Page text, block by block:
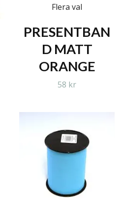
Flera val
PRESENTBAN
D MATT
ORANGE
58 kr